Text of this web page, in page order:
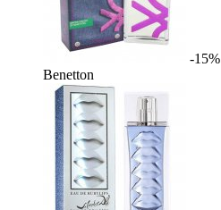
-15%
Benetton